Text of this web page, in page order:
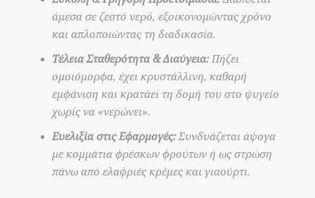
άμεσα σε ζεστό νερό, εξοικονομώντας χρόνο
και απλοποιώντας τη διαδικασία.
Τέλεια Σταθερότητα & Διαύγεια:Πήζει
ομοιόμορφα, έχει κρυστάλλινη, καθαρή
εμφάνιση και κρατάει τη δομή του στο ψυγείο
χωρίς να «νερώνει».
Ευελιξία στις Εφαρμογές:Συνδυάζεται άψογα
με κομμάτια φρέσκων φρούτων ή ως στρώση
πάνω από ελαφριές κρέμες και γιαούρτι.